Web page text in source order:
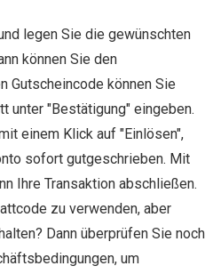
legen Sie die gewünschten
können Sie den
Gutscheincode können Sie
unter "Bestätigung" eingeben.
einem Klick auf "Einlösen",
sofort gutgeschrieben. Mit
Ihre Transaktion abschließen.
zu verwenden, aber
Dann überprüfen Sie noch
um